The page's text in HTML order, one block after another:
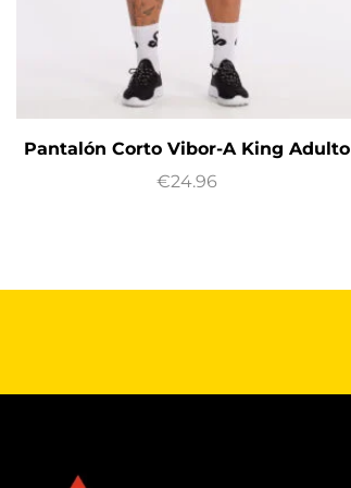
Pantalón Corto Vibor-A King Adulto
€24.96